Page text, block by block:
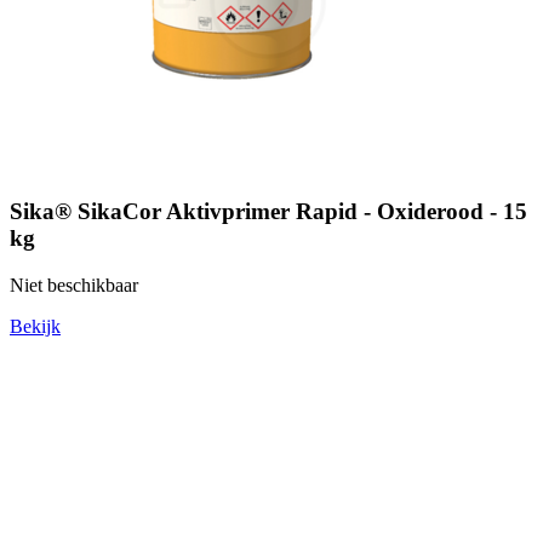
Sika® SikaCor Aktivprimer Rapid - Oxiderood - 15
kg
Niet beschikbaar
Bekijk